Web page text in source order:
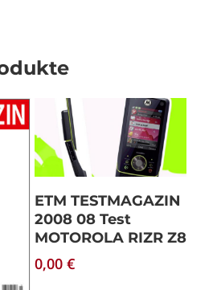
Download
ETM TESTMAGAZIN
2008 08 Test
MOTOROLA RIZR Z8
0,00€